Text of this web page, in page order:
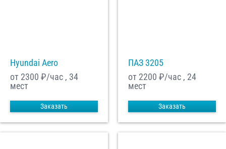
Hyundai Aero
от 2300 ₽/час , 34
мест
Заказать
ПАЗ 3205
от 2200 ₽/час , 24
мест
Заказать